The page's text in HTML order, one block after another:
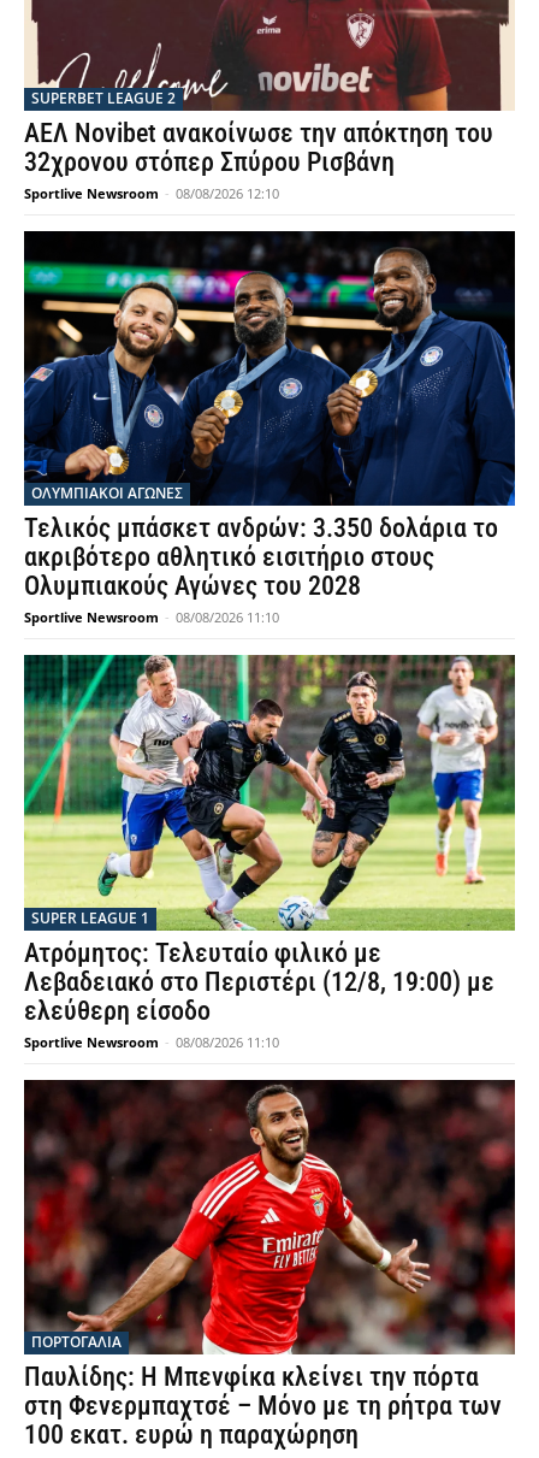
SUPERBET LEAGUE 2
ΑΕΛ Novibet ανακοίνωσε την απόκτηση του
32χρονου στόπερ Σπύρου Ρισβάνη
Sportlive Newsroom - 08/08/2026 12:10
ΟΛΥΜΠΙΑΚΟΊ ΑΓΏΝΕΣ
Τελικός μπάσκετ ανδρών: 3.350 δολάρια το
ακριβότερο αθλητικό εισιτήριο στους
Ολυμπιακούς Αγώνες του 2028
Sportlive Newsroom - 08/08/2026 11:10
SUPER LEAGUE 1
Ατρόμητος: Τελευταίο φιλικό με
Λεβαδειακό στο Περιστέρι (12/8, 19:00) με
ελεύθερη είσοδο
Sportlive Newsroom - 08/08/2026 11:10
ΠΟΡΤΟΓΑΛΙΑ
Παυλίδης: Η Μπενφίκα κλείνει την πόρτα
στη Φενερμπαχτσέ – Μόνο με τη ρήτρα των
100 εκατ. ευρώ η παραχώρηση